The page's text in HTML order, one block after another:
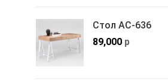
Стол АС-636
89,000 р